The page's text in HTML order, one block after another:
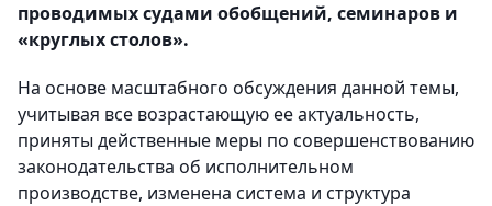
проводимых судами обобщений, семинаров и
«круглых столов».
На основе масштабного обсуждения данной темы,
учитывая все возрастающую ее актуальность,
приняты действенные меры по совершенствованию
законодательства об исполнительном
производстве, изменена система и структура